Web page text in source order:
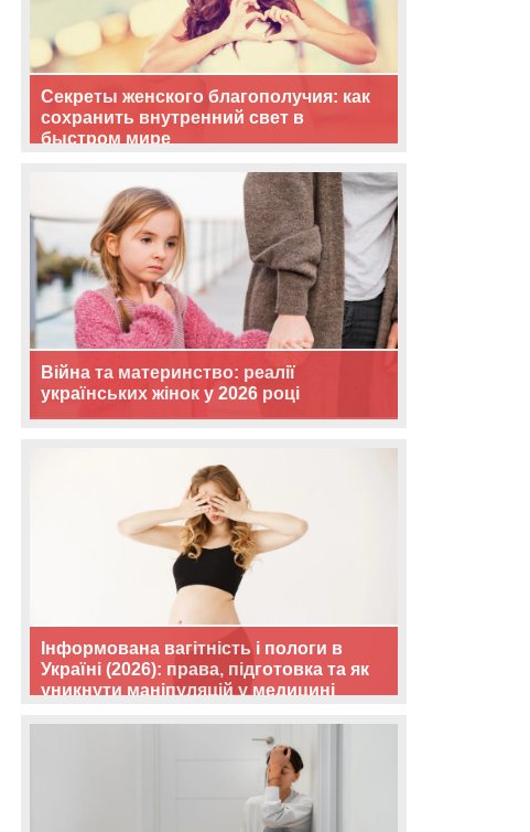
Секреты женского благополучия: как
сохранить внутренний свет в
быстром мире
Війна та материнство: реалії
українських жінок у 2026 році
Інформована вагітність і пологи в
Україні (2026): права, підготовка та як
уникнути маніпуляцій у медицині